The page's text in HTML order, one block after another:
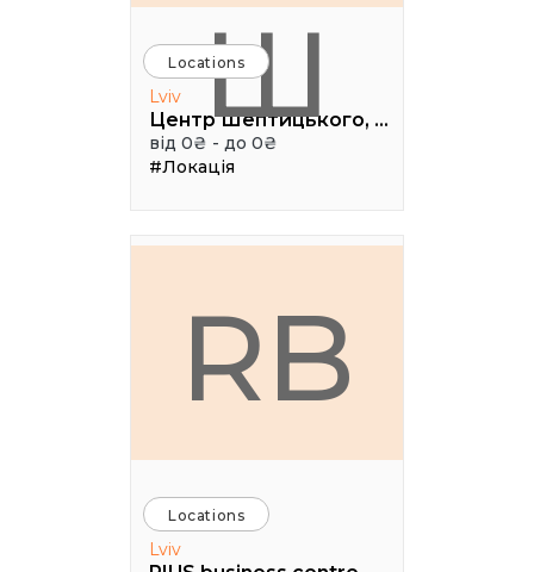
Ш
Locations
Lviv
Центр Шептицького, 1 поверх, паркова аудиторія
від 0₴ - до 0₴
#Локація
RB
Locations
Lviv